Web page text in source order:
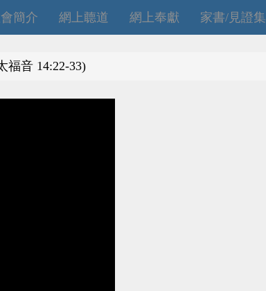
簡介 網上聼道 網上奉獻 家書/見證集
福音 14:22-33)